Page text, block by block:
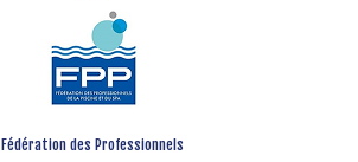
Fédération des Professionnels